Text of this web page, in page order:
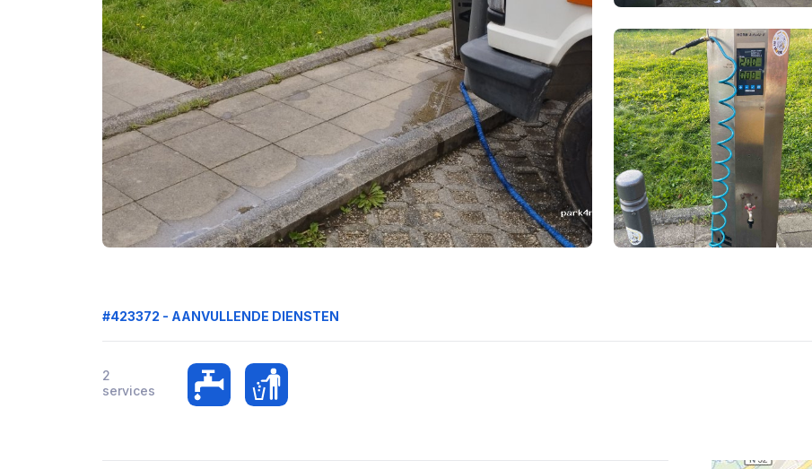
#423372 - AANVULLENDE DIENSTEN
2
services